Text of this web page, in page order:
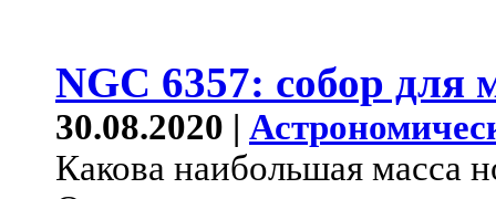
NGC 6357: собор для
30.08.2020 |
Какова наибольшая масса